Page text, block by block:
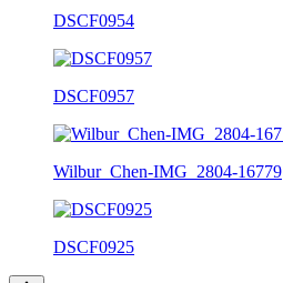
DSCF0954
DSCF0957
Wilbur_Chen-IMG_2804-16779
DSCF0925